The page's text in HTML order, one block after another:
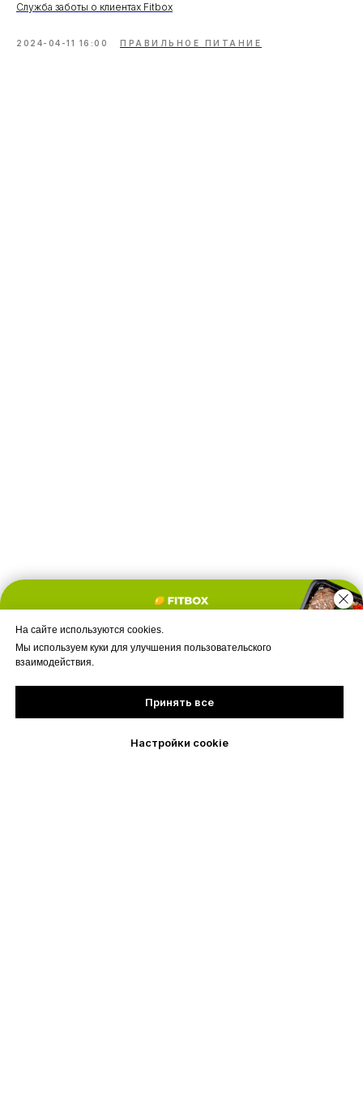
Служба заботы о клиентах Fitbox
2024-04-11 16:00 ПРАВИЛЬНОЕ ПИТАНИЕ
На сайте используются cookies.
Мы используем куки для улучшения пользовательского
взаимодействия.
Принять все
Настройки cookie